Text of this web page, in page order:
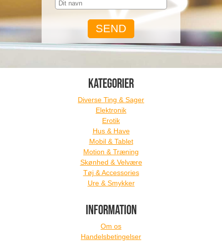
KATEGORIER
Diverse Ting & Sager
Elektronik
Erotik
Hus & Have
Mobil & Tablet
Motion & Træning
Skønhed & Velvære
Tøj & Accessories
Ure & Smykker
INFORMATION
Om os
Handelsbetingelser